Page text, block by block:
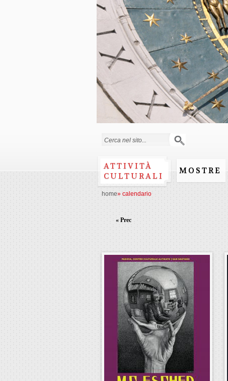
Form di ricerca
ATTIVITÀ
CULTURALI
MOSTRE
home» calendario
« Prec